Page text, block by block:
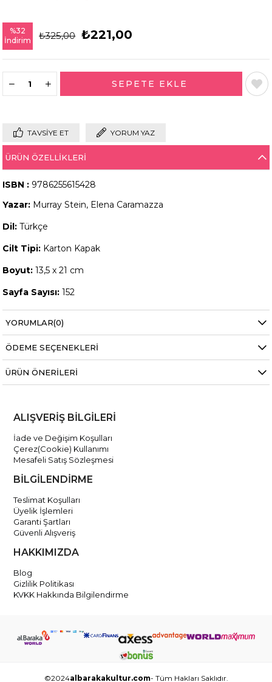
%32
İndirim
₺325,00 ₺221,00
TAVSIYE ET YORUM YAZ
ÜRÜN ÖZELLIKLERI
ISBN : 9786255615428
Yazar: Murray Stein, Elena Caramazza
Dil:Türkçe
Cilt Tipi: Karton Kapak
Boyut: 13,5 x 21 cm
Sayfa Sayısı: 152
YORUMLAR(0)
ÖDEME SEÇENEKLERI
ÜRÜN ÖNERILERI
ALIŞVERİŞ BİLGİLERİ
İade ve Değişim Koşulları
Çerez(Cookie) Kullanımı
Mesafeli Satış Sözleşmesi
BİLGİLENDİRME
Teslimat Koşulları
Üyelik İşlemleri
Garanti Şartları
Güvenli Alışveriş
HAKKIMIZDA
Blog
Gizlilik Politikası
KVKK Hakkında Bilgilendirme
©2024albarakakultur.com- Tüm Hakları Saklıdır.